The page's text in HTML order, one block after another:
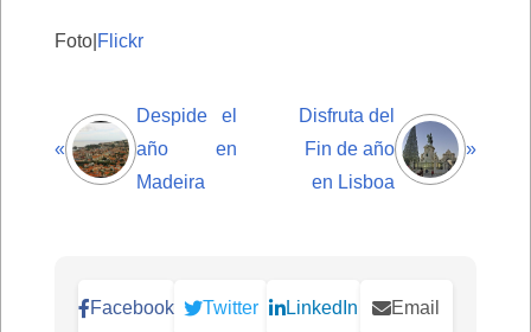
Foto| Flickr
«
Despide el
año en
Madeira
Disfruta del
Fin de año
en Lisboa
»
Facebook Twitter LinkedIn Email